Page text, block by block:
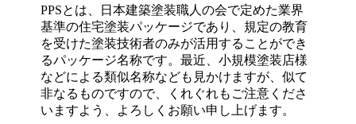
PPSとは、日本建築塗装職人の会で定めた業界
基準の住宅塗装パッケージであり、規定の教育
を受けた塗装技術者のみが活用することができ
るパッケージ名称です。最近、小規模塗装店様
などによる類似名称なども見かけますが、似て
非なるものですので、くれぐれもご注意くださ
いますよう、よろしくお願い申し上げます。